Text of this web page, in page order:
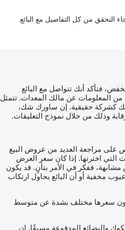
التحقق من كل التفاصيل مع البائع
فتأكد أنك تتواصل مع البائع
المعلومات عن مالك المعدات. تتمثل
كشركة حقيقية. إن ساورك شك،
وذلك من خلال نموذج التعليقات.
على مراجعة العديد من عروض البيع
التي اخترتها. إذا كان سعر العرض
ففكر في الأمر بتأنٍ. قد يكون
مخفية أو أن البائع يحاول ارتكاب
سعرها مختلف بشدة عن متوسط
والبضائع المدفوعة مسبقًا. إن